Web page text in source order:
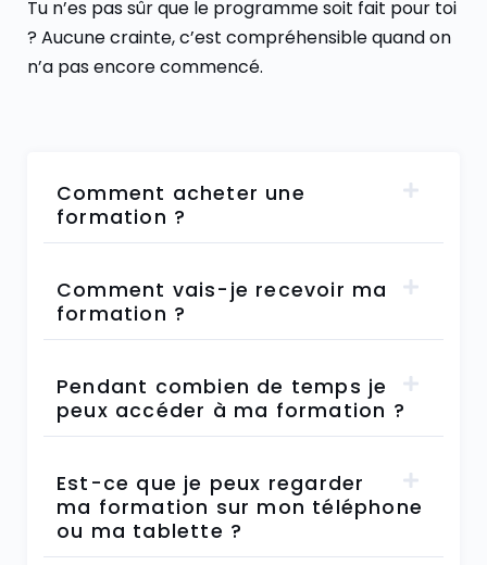
Tu n’es pas sûr que le programme soit fait pour toi
? Aucune crainte, c’est compréhensible quand on
n’a pas encore commencé.
Comment acheter une
formation ?
Comment vais-je recevoir ma
formation ?
Pendant combien de temps je
peux accéder à ma formation ?
Est-ce que je peux regarder
ma formation sur mon téléphone
ou ma tablette ?